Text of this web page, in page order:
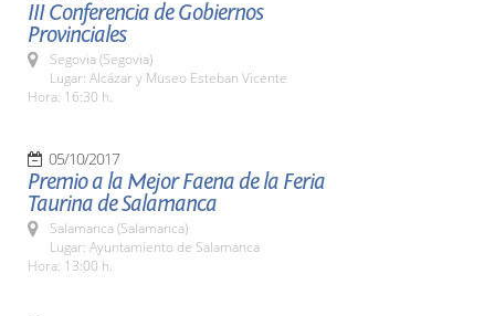
III Conferencia de Gobiernos
Provinciales
Segovia (Segovia)
Lugar: Alcázar y Museo Esteban Vicente
Hora: 16:30 h.
05/10/2017
Premio a la Mejor Faena de la Feria
Taurina de Salamanca
Salamanca (Salamanca)
Lugar: Ayuntamiento de Salamanca
Hora: 13:00 h.